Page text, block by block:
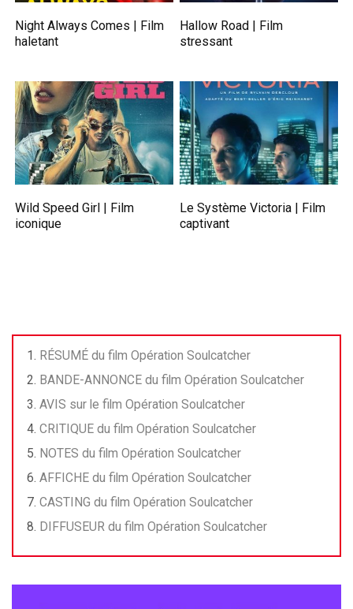
Night Always Comes | Film
haletant
Hallow Road | Film
stressant
Wild Speed Girl | Film
iconique
Le Système Victoria | Film
captivant
RÉSUMÉ du film Opération Soulcatcher
BANDE-ANNONCE du film Opération Soulcatcher
AVIS sur le film Opération Soulcatcher
CRITIQUE du film Opération Soulcatcher
NOTES du film Opération Soulcatcher
AFFICHE du film Opération Soulcatcher
CASTING du film Opération Soulcatcher
DIFFUSEUR du film Opération Soulcatcher